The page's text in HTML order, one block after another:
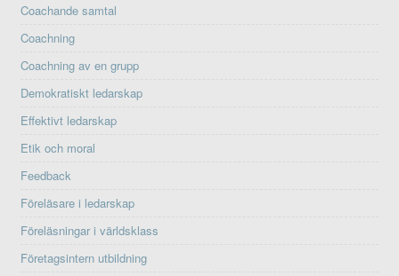
Coachande samtal
Coachning
Coachning av en grupp
Demokratiskt ledarskap
Effektivt ledarskap
Etik och moral
Feedback
Föreläsare i ledarskap
Föreläsningar i världsklass
Företagsintern utbildning